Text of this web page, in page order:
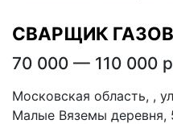
СВАРЩИК
70 000 — 110 000
Московская область, ,
Малые Вяземы деревня,